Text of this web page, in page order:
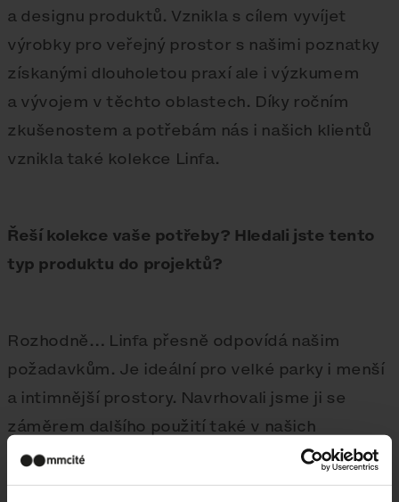
a designu produktů. Vznikla s cílem vyvíjet
výrobky pro veřejný prostor s našimi poznatky
získanými dlouholetou praxí ale i výzkumem
a vývojem v těchto oblastech. Díky ročním
zkušenostem a potřebám nás i našich klientů
vznikla také kolekce Linfa.
Řeší kolekce vaše potřeby? Hledali jste tento
typ produktu do projektů?
Rozhodně… Linfa přesně odpovídá našim
požadavkům. Je ideální pro velké parky i menší
a intimnější prostory. Navrhovali jsme ji se
záměrem dalšího použití také v našich
projektech, a zároveň věříme, že zaujme i jiné
architekty a města.